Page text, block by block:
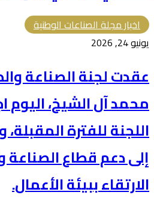
اخبار مجلة الصناعات الوطنية
يونيو 24, 2026
عقدت لجنة الصناعة
محمد آل الشيخ، اليوم
اللجنة للفترة
إلى دعم قطاع
الارتقاء ببيئة الأعمال.